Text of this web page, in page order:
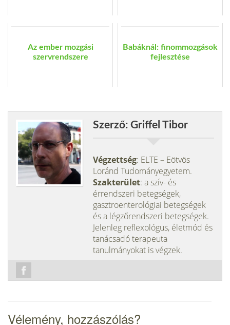
Az ember mozgási
szervrendszere
Babáknál: finommozgások
fejlesztése
Szerző: Griffel Tibor
Végzettség: ELTE – Eötvös
Loránd Tudományegyetem.
Szakterület: a szív- és
érrendszeri betegségek,
gasztroenterológiai betegségek
és a légzőrendszeri betegségek.
Jelenleg reflexológus, életmód és
tanácsadó terapeuta
tanulmányokat is végzek.
Vélemény, hozzászólás?